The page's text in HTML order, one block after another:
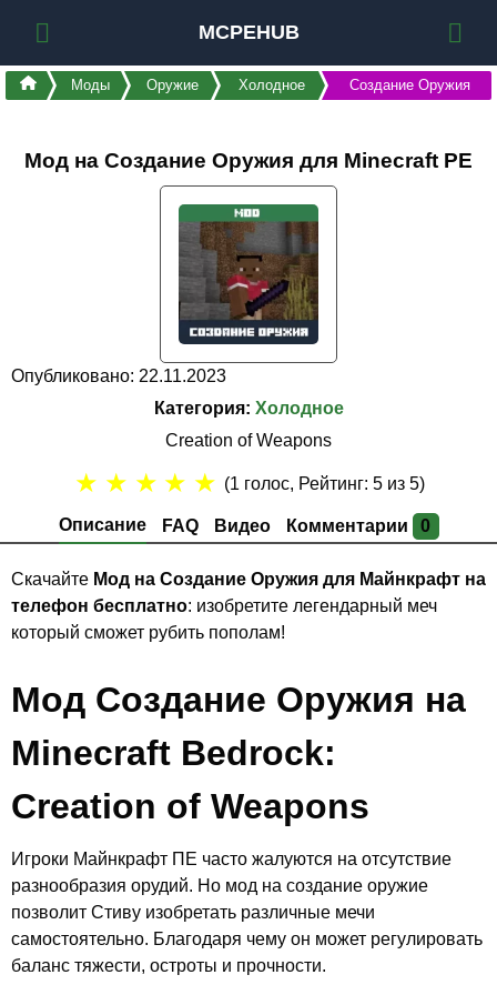
MCPEHUB
Моды Оружие Холодное Создание Оружия
Мод на Создание Оружия для Minecraft PE
Опубликовано: 22.11.2023
Категория: Холодное
Creation of Weapons
Описание FAQ Видео Комментарии 0
★ ★ ★ ★ ★ (1 голос, Рейтинг:5 из 5)
Скачайте Мод на Создание Оружия для Майнкрафт на
телефон бесплатно: изобретите легендарный меч
который сможет рубить пополам!
Мод Создание Оружия на
Minecraft Bedrock:
Creation of Weapons
Игроки Майнкрафт ПЕ часто жалуются на отсутствие
разнообразия орудий. Но мод на создание оружие
позволит Стиву изобретать различные мечи
самостоятельно. Благодаря чему он может регулировать
баланс тяжести, остроты и прочности.